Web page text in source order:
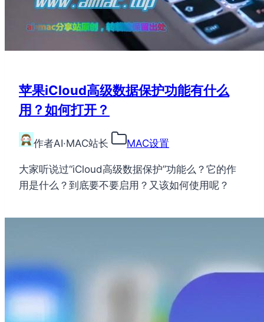
苹果iCloud高级数据保护功能有什么
用？如何打开？
作者AI·MAC站长 MAC设置
大家听说过“iCloud高级数据保护”功能么？它的作
用是什么？到底要不要启用？又该如何使用呢？